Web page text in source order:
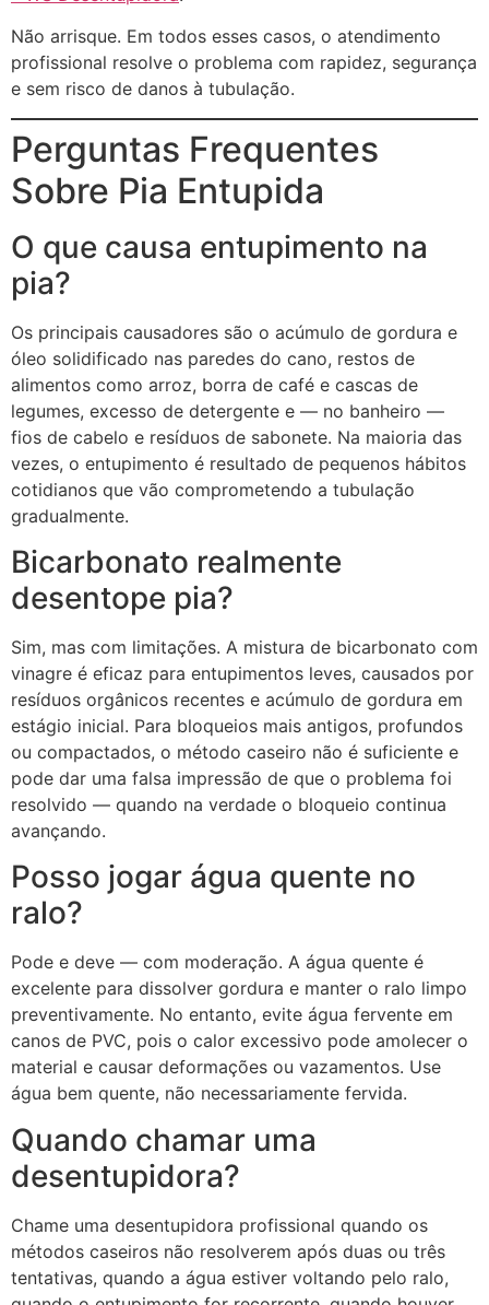
Não arrisque. Em todos esses casos, o atendimento
profissional resolve o problema com rapidez, segurança
e sem risco de danos à tubulação.
Perguntas Frequentes
Sobre Pia Entupida
O que causa entupimento na
pia?
Os principais causadores são o acúmulo de gordura e
óleo solidificado nas paredes do cano, restos de
alimentos como arroz, borra de café e cascas de
legumes, excesso de detergente e — no banheiro —
fios de cabelo e resíduos de sabonete. Na maioria das
vezes, o entupimento é resultado de pequenos hábitos
cotidianos que vão comprometendo a tubulação
gradualmente.
Bicarbonato realmente
desentope pia?
Sim, mas com limitações. A mistura de bicarbonato com
vinagre é eficaz para entupimentos leves, causados por
resíduos orgânicos recentes e acúmulo de gordura em
estágio inicial. Para bloqueios mais antigos, profundos
ou compactados, o método caseiro não é suficiente e
pode dar uma falsa impressão de que o problema foi
resolvido — quando na verdade o bloqueio continua
avançando.
Posso jogar água quente no
ralo?
Pode e deve — com moderação. A água quente é
excelente para dissolver gordura e manter o ralo limpo
preventivamente. No entanto, evite água fervente em
canos de PVC, pois o calor excessivo pode amolecer o
material e causar deformações ou vazamentos. Use
água bem quente, não necessariamente fervida.
Quando chamar uma
desentupidora?
Chame uma desentupidora profissional quando os
métodos caseiros não resolverem após duas ou três
tentativas, quando a água estiver voltando pelo ralo,